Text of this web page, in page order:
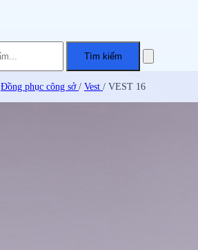
Tìm kiếm
Đồng phục công sở / Vest / VEST 16